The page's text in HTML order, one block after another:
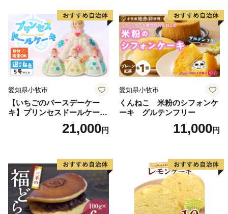
三盆 小牧銘菓 バウムクーヘ
ン 常温 愛知県 小牧市 アンプ
チベアやぐま
愛知県小牧市
【いちごのバースデーケー
キ】プリンセスドールケーキ
日時指定可 スイーツ デザー
ト 洋菓子 お取り寄せ 愛知県
デコレーションケーキ ホー
ルケーキ 人形 かわいい こど
も
21,000円
愛知県小牧市
くんねこ 米粉のシフォンケ
ーキ グルテンフリー
11,000円